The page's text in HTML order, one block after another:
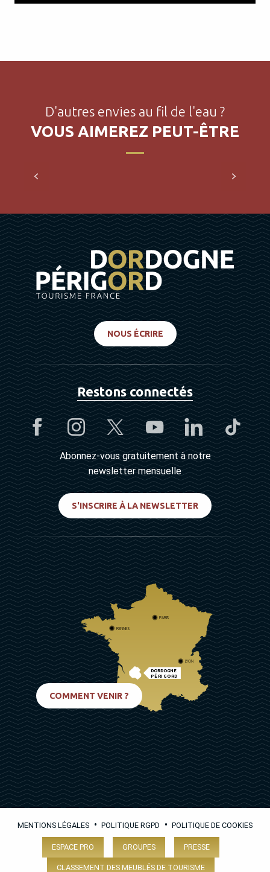
D'autres envies au fil de l'eau ?
VOUS AIMEREZ PEUT-ÊTRE
Promenade en gabare
NOUS ÉCRIRE
Restons connectés
Abonnez-vous gratuitement à notre
newsletter mensuelle
S'INSCRIRE À LA NEWSLETTER
DORDOGNE
PÉRIGORD
PARIS
RENNES
LYON
COMMENT VENIR ?
MENTIONS LÉGALES • POLITIQUE RGPD • POLITIQUE DE COOKIES
ESPACE PRO GROUPES PRESSE
CLASSEMENT DES MEUBLÉS DE TOURISME